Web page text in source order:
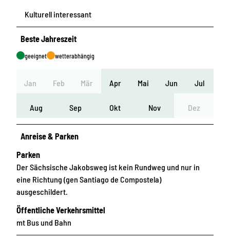
Kulturell interessant
Beste Jahreszeit
geeignet wetterabhängig
Jan Feb Mär Apr Mai Jun Jul
Aug Sep Okt Nov Dez
Anreise & Parken
Parken
Der Sächsische Jakobsweg ist kein Rundweg und nur in
eine Richtung (gen Santiago de Compostela)
ausgeschildert.
Öffentliche Verkehrsmittel
mt Bus und Bahn